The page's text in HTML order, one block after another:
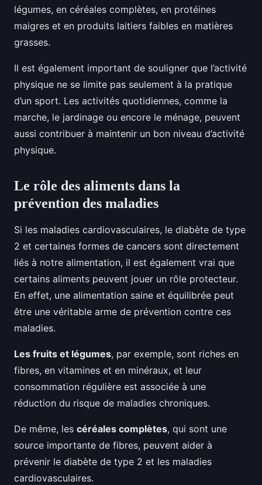
légumes, en céréales complètes, en protéines
maigres et en produits laitiers faibles en matières
grasses.
Il est également important de souligner que l’activité
physique ne se limite pas seulement à la pratique
d’un sport. Les activités quotidiennes, comme la
marche, le jardinage ou encore le ménage, peuvent
aussi contribuer à maintenir un bon niveau d’activité
physique.
Le rôle des aliments dans la
prévention des maladies
Si les maladies cardiovasculaires, le diabète de type
2 et certaines formes de cancers sont directement
liés à notre alimentation, il est également vrai que
certains aliments peuvent jouer un rôle protecteur.
En effet, une alimentation saine et équilibrée peut
être une véritable arme de prévention contre ces
maladies.
Les fruits et légumes, par exemple, sont riches en
fibres, en vitamines et en minéraux, et leur
consommation régulière est associée à une
réduction du risque de maladies chroniques.
De même, les céréales complètes, qui sont une
source importante de fibres, peuvent aider à
prévenir le diabète de type 2 et les maladies
cardiovasculaires.